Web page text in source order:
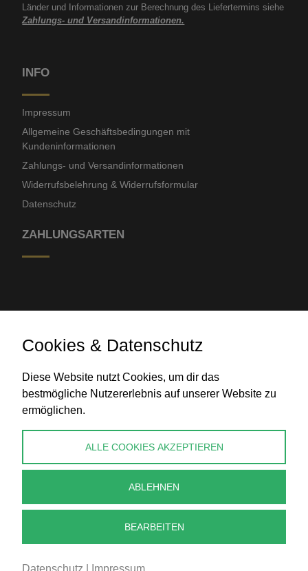
Länder und Informationen zur Berechnung des Liefertermins siehe
Zahlungs- und Versandinformationen.
INFO
Impressum
Allgemeine Geschäftsbedingungen mit
Kundeninformationen
Zahlungs- und Versandinformationen
Widerrufsbelehrung & Widerrufsformular
Datenschutz
ZAHLUNGSARTEN
Banküberweisung
KONTAKT
info@perlenpresse.de
Cookies & Datenschutz
Diese Website nutzt Cookies, um dir das
bestmögliche Nutzererlebnis auf unserer Website zu
ermöglichen.
ALLE COOKIES AKZEPTIEREN
ABLEHNEN
BEARBEITEN
Datenschutz Impressum